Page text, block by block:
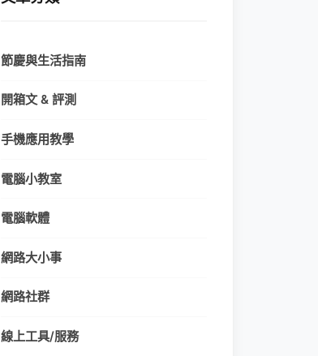
節慶與生活指南
開箱文 & 評測
手機應用教學
電腦小教室
電腦軟體
網路大小事
網路社群
線上工具/服務